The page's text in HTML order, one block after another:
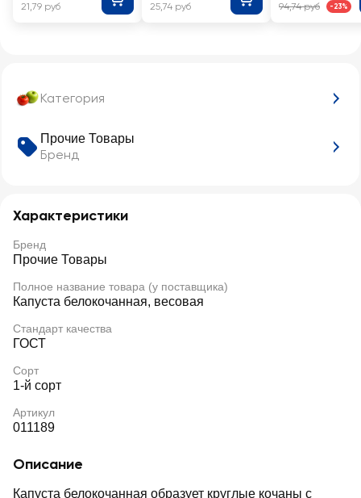
Категория
Прочие Товары
Бренд
Характеристики
Бренд
Прочие Товары
Полное название товара (у поставщика)
Капуста белокочанная, весовая
Стандарт качества
ГОСТ
Сорт
1-й сорт
Артикул
011189
Описание
Капуста белокочанная образует круглые кочаны с
21,79 руб 25,74 руб 94,74 руб -23%